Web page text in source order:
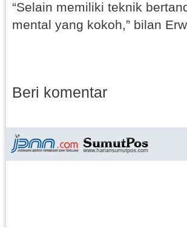
“Selain memiliki teknik
mental yang kokoh,” bilan
Beri komentar